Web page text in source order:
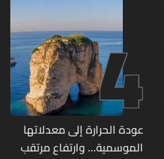
4
عودة الحرارة إلى معدلاتها
الموسمية... وارتفاع مرتقب